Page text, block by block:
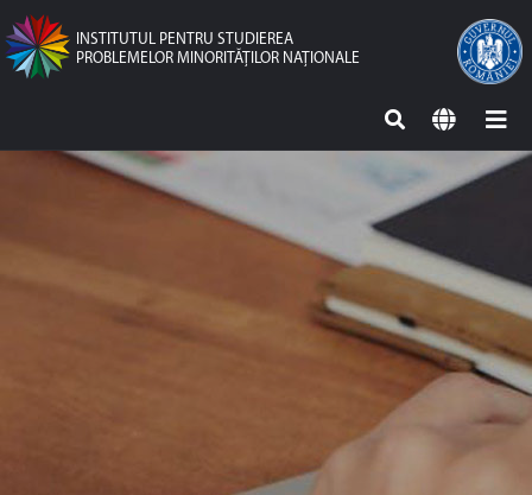
INSTITUTUL PENTRU STUDIEREA
PROBLEMELOR MINORITĂŢILOR NAŢIONALE